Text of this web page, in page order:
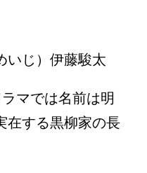
いじ）伊藤駿太
マでは名前は明
在する黒柳家の長